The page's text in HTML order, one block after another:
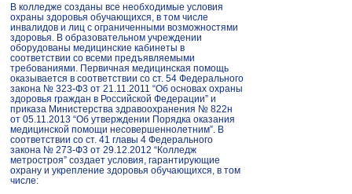
В колледже созданы все необходимые условия
охраны здоровья обучающихся, в том числе
инвалидов и лиц с ограниченными возможностями
здоровья. В образовательном учреждении
оборудованы медицинские кабинеты в
соответствии со всеми предъявляемыми
требованиями. Первичная медицинская помощь
оказывается в соответствии со ст. 54 Федерального
закона № 323-Ф3 от 21.11.2011 “Об основах охраны
здоровья граждан в Российской Федерации” и
приказа Министерства здравоохранения № 822н
от 05.11.2013 “Об утверждении Порядка оказания
медицинской помощи несовершеннолетним”. В
соответствии со ст. 41 главы 4 Федерального
закона № 273-Ф3 от 29.12.2012 “Колледж
метростроя” создает условия, гарантирующие
охрану и укрепление здоровья обучающихся, в том
числе: